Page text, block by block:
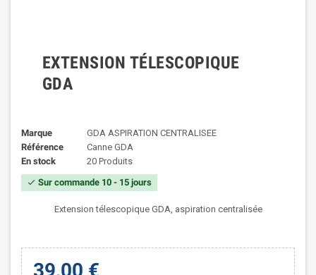
EXTENSION TÉLESCOPIQUE
GDA
Marque
GDA ASPIRATION CENTRALISEE
Référence
Canne GDA
En stock
20 Produits
check Sur commande 10 - 15 jours
Extension télescopique GDA, aspiration centralisée